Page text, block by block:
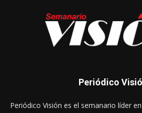
Periódico
Periódico Visión es el semanario líder